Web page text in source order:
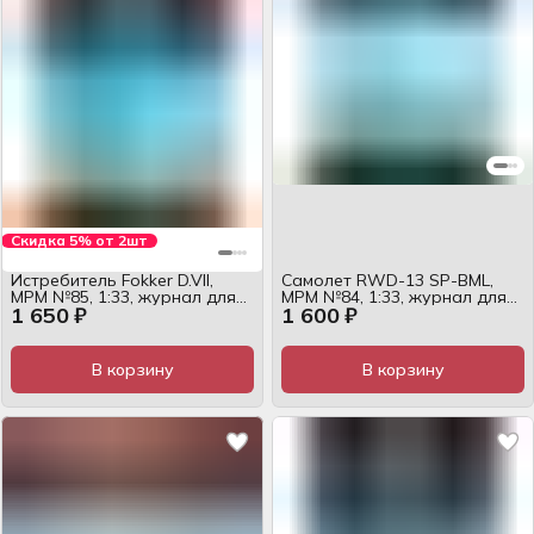
Скидка 5% от 2шт
1 650 ₽
Истребитель Fokker D.VII,
MPM №85, 1:33, журнал для
сборки
В корзину
1 600 ₽
Самолет RWD-13 SP-BML,
MPM №84, 1:33, журнал для
сборки
В корзину